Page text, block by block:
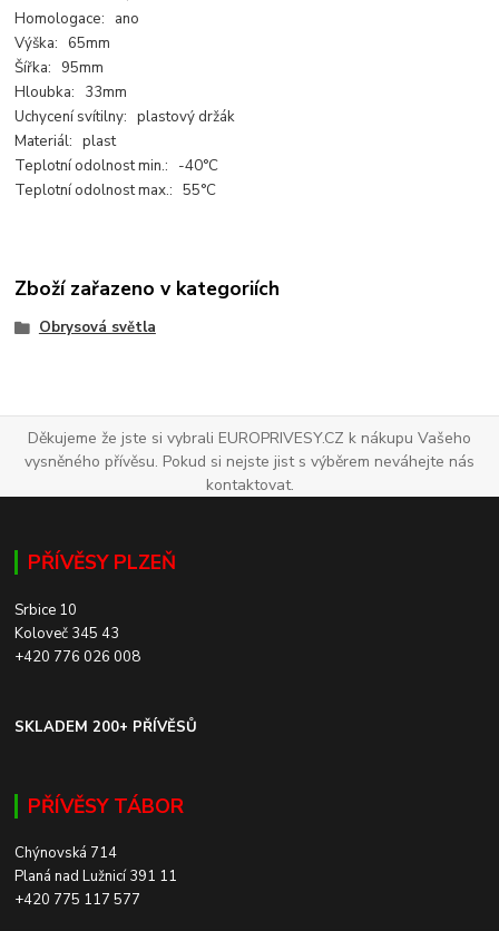
Homologace: ano
Výška: 65mm
Šířka: 95mm
Hloubka: 33mm
Uchycení svítilny: plastový držák
Materiál: plast
Teplotní odolnost min.: -40°C
Teplotní odolnost max.: 55°C
Zboží zařazeno v kategoriích
Obrysová světla
Děkujeme že jste si vybrali EUROPRIVESY.CZ k nákupu Vašeho
vysněného přívěsu. Pokud si nejste jist s výběrem neváhejte nás
kontaktovat.
PŘÍVĚSY PLZEŇ
Srbice 10
Koloveč 345 43
+420 776 026 008
SKLADEM 200+ PŘÍVĚSŮ
PŘÍVĚSY TÁBOR
Chýnovská 714
Planá nad Lužnicí 391 11
+420 775 117 577